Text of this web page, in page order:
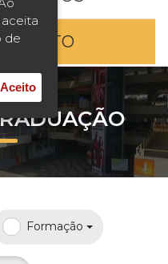
Formação
aceita
de